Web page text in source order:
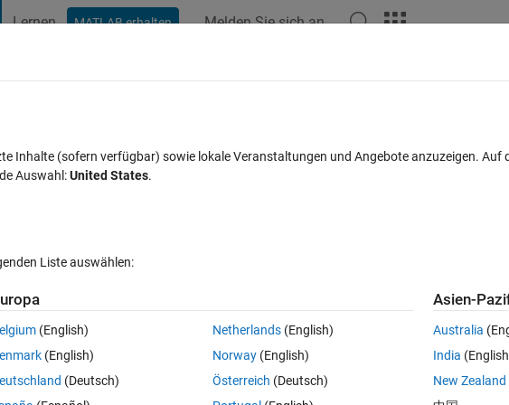
Lernen MATLAB erhalten Melden Sie sich an
​​from a vector?
Ältere Kommentare anzeigen
0 Stimmen
with, it has more than 10,000 elements, but I just need to know the
values ​​to graph it, could you suggest a way to obtain it please?
am
Inhalte (sofern verfügbar) sowie lokale Veranstaltungen und Angebote anzuzeigen. Auf
Auswahl:United States.
Liste auswählen:
(English)
(English)
(Deutsch)
Netherlands(English)
Norway(English)
Österreich (Deutsch)
Asien-
Australia
India
New Zealand